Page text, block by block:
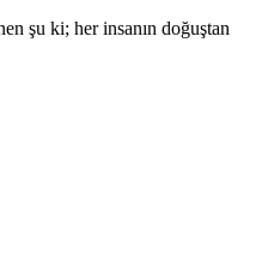
şu ki; her insanın doğuştan